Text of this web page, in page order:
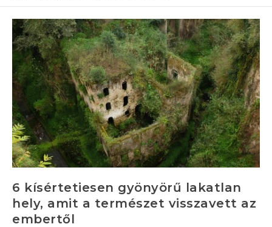
6 kísértetiesen gyönyörű lakatlan
hely, amit a természet visszavett az
embertől